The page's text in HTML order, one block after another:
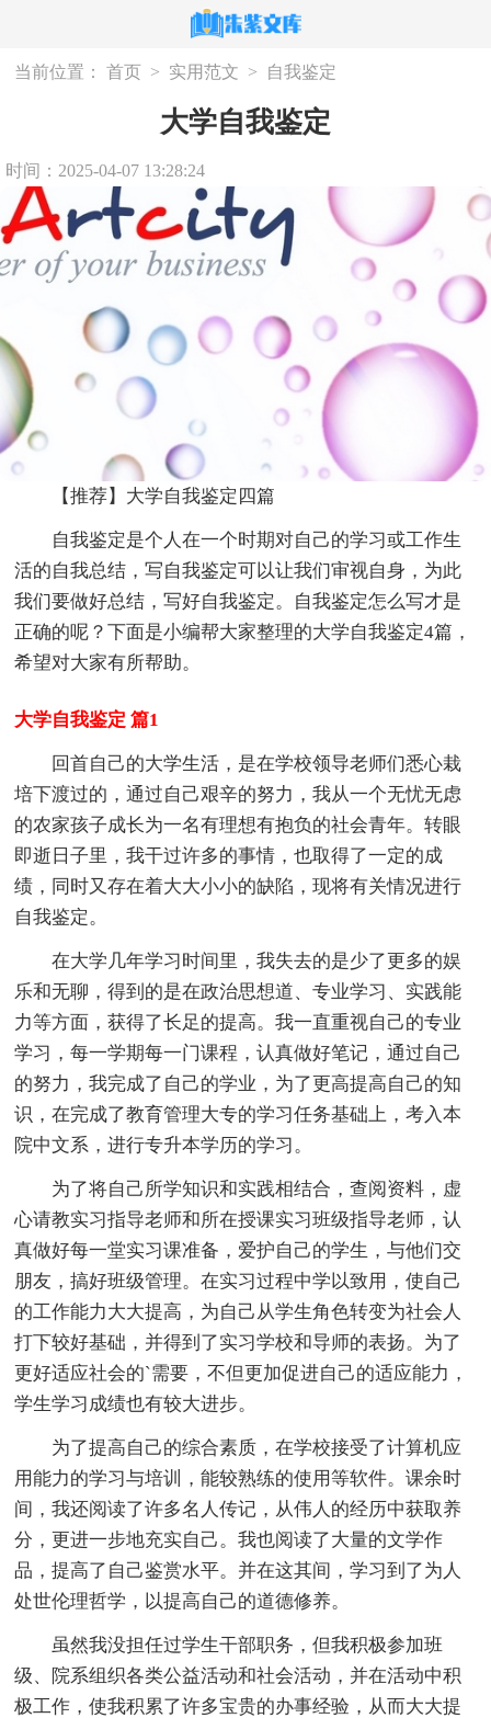
当前位置： 首页 > 实用范文 > 自我鉴定
大学自我鉴定
时间：2025-04-07 13:28:24
【推荐】大学自我鉴定四篇
自我鉴定是个人在一个时期对自己的学习或工作生
活的自我总结，写自我鉴定可以让我们审视自身，为此
我们要做好总结，写好自我鉴定。自我鉴定怎么写才是
正确的呢？下面是小编帮大家整理的大学自我鉴定4篇，
希望对大家有所帮助。
大学自我鉴定 篇1
回首自己的大学生活，是在学校领导老师们悉心栽
培下渡过的，通过自己艰辛的努力，我从一个无忧无虑
的农家孩子成长为一名有理想有抱负的社会青年。转眼
即逝日子里，我干过许多的事情，也取得了一定的成
绩，同时又存在着大大小小的缺陷，现将有关情况进行
自我鉴定。
在大学几年学习时间里，我失去的是少了更多的娱
乐和无聊，得到的是在政治思想道、专业学习、实践能
力等方面，获得了长足的提高。我一直重视自己的专业
学习，每一学期每一门课程，认真做好笔记，通过自己
的努力，我完成了自己的学业，为了更高提高自己的知
识，在完成了教育管理大专的学习任务基础上，考入本
院中文系，进行专升本学历的学习。
为了将自己所学知识和实践相结合，查阅资料，虚
心请教实习指导老师和所在授课实习班级指导老师，认
真做好每一堂实习课准备，爱护自己的学生，与他们交
朋友，搞好班级管理。在实习过程中学以致用，使自己
的工作能力大大提高，为自己从学生角色转变为社会人
打下较好基础，并得到了实习学校和导师的表扬。为了
更好适应社会的`需要，不但更加促进自己的适应能力，
学生学习成绩也有较大进步。
为了提高自己的综合素质，在学校接受了计算机应
用能力的学习与培训，能较熟练的使用等软件。课余时
间，我还阅读了许多名人传记，从伟人的经历中获取养
分，更进一步地充实自己。我也阅读了大量的文学作
品，提高了自己鉴赏水平。并在这其间，学习到了为人
处世伦理哲学，以提高自己的道德修养。
虽然我没担任过学生干部职务，但我积极参加班
级、院系组织各类公益活动和社会活动，并在活动中积
极工作，使我积累了许多宝贵的办事经验，从而大大提